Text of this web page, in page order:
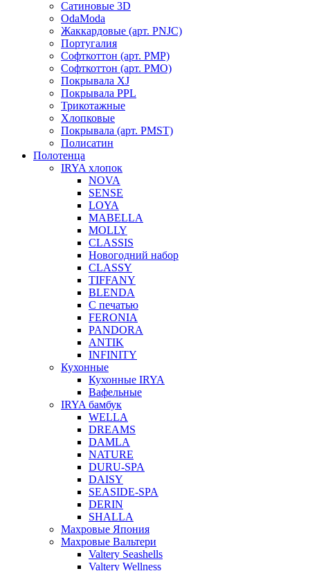
Сатиновые 3D
OdaModa
Жаккардовые (арт. PNJC)
Португалия
Софткоттон (арт. PMP)
Софткоттон (арт. PMO)
Покрывала XJ
Покрывала PPL
Трикотажные
Хлопковые
Покрывала (арт. PMST)
Полисатин
Полотенца
IRYA хлопок
NOVA
SENSE
LOYA
MABELLA
MOLLY
CLASSIS
Новогодний набор
CLASSY
TIFFANY
BLENDA
С печатью
FERONIA
PANDORA
ANTIK
INFINITY
Кухонные
Кухонные IRYA
Вафельные
IRYA бамбук
WELLA
DREAMS
DAMLA
NATURE
DURU-SPA
DAISY
SEASIDE-SPA
DERIN
SHALLA
Махровые Япония
Махровые Вальтери
Valtery Seashells
Valtery Wellness